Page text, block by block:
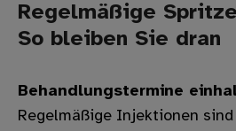
Regelmäßige
So bleiben Sie dran
Behandlungstermine
Regelmäßige Injektionen